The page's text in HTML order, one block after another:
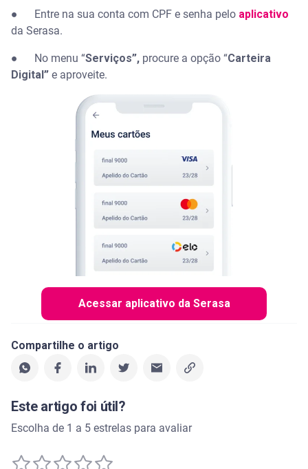
● Entre na sua conta com CPF e senha pelo aplicativo
da Serasa.
● No menu “Serviços”, procure a opção “Carteira
Digital” e aproveite.
Acessar aplicativo da Serasa
Compartilhe o artigo
Este artigo foi útil?
Escolha de 1 a 5 estrelas para avaliar